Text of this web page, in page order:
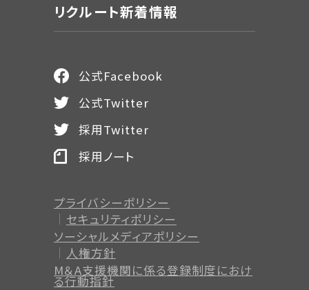
リクルート新着情報
プライバシーポリシー
セキュリティポリシー
ソーシャルメディアポリシー
人権方針
M＆A支援機関に係る登録制度におけ
る行動指針
公式Facebook
公式Twitter
採用Twitter
採用ノート